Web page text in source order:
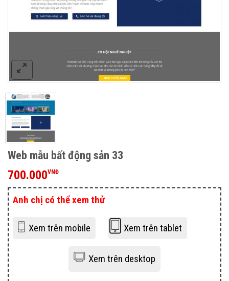
Web mẫu bất động sản 33
700.000VNĐ
Anh chị có thể xem thử
Xem trên mobile Xem trên tablet
Xem trên desktop